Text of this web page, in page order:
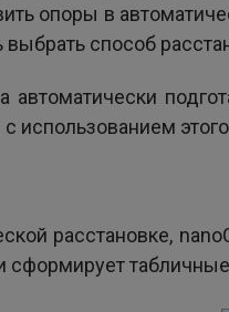
опоры в
способ
использованием
расстановке,
сформирует